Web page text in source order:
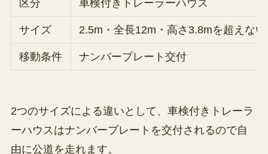
区分 車検付きトレーラーハウス
サイズ 2.5m・全長12m・高さ3.8mを超えない
移動条件 ナンバープレート交付
2つのサイズによる違いとして、車検付きトレーラ
ーハウスはナンバープレートを交付されるので自
由に公道を走れます。